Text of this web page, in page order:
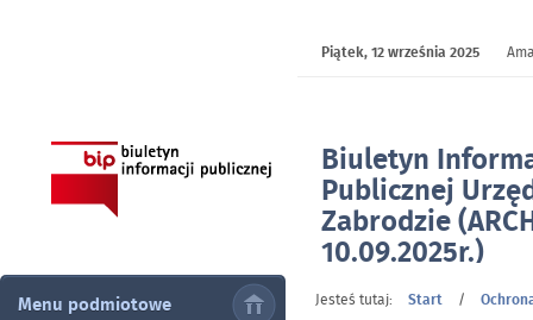
Biuletyn
Publicznej
Zabrodzie
10.09.2025r.)
- Klauzule
Piątek,12 września 2025
Menu podmiotowe Jesteś tutaj: Start /